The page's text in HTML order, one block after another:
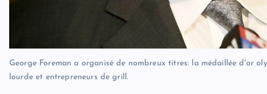
George Foreman a organisé de nombreux titres: la médaillée d'or
lourde et entrepreneurs de grill.